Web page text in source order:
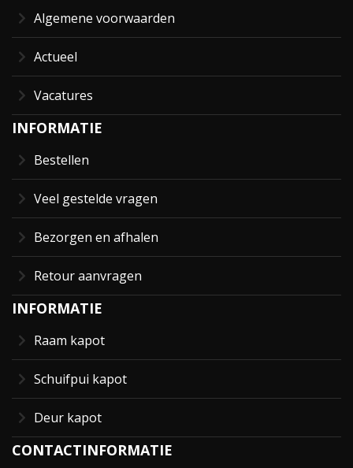
Algemene voorwaarden
Actueel
Vacatures
INFORMATIE
Bestellen
Veel gestelde vragen
Bezorgen en afhalen
Retour aanvragen
INFORMATIE
Raam kapot
Schuifpui kapot
Deur kapot
CONTACTINFORMATIE